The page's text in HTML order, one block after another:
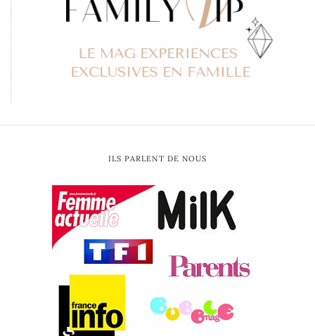
ILS PARLENT DE NOUS